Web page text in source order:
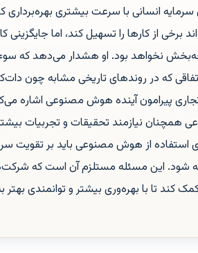
انسانی با سرعت بیشتری بهره‌برداری
از کارها را تسهیل کند، اما جایگزینی
نخواهد بود. او هشدار می‌دهد که
که در روند‌های تاریخی مشابه چون
پیرامون آینده هوش مصنوعی اشاره
نیازمند تحقیقات و تجربیات
استفاده از هوش مصنوعی باید بر تقویت
شود. این مسئله مستلزم آن است که
کند تا با بهره‌وری بیشتر و توانمندی بهتر